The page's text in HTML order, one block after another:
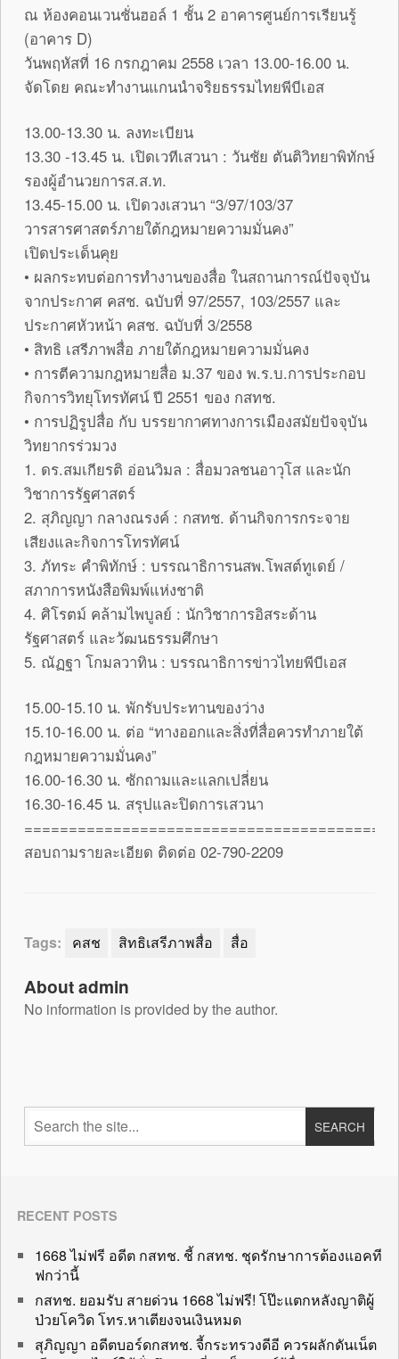
ณ ห้องคอนเวนชั่นฮอล์ 1 ชั้น 2 อาคารศูนย์การเรียนรู้
(อาคาร D)
วันพฤหัสที่ 16 กรกฎาคม 2558 เวลา 13.00-16.00 น.
จัดโดย คณะทำงานแกนนำจริยธรรมไทยพีบีเอส
13.00-13.30 น. ลงทะเบียน
13.30 -13.45 น. เปิดเวทีเสวนา : วันชัย ตันติวิทยาพิทักษ์
รองผู้อำนวยการส.ส.ท.
13.45-15.00 น. เปิดวงเสวนา “3/97/103/37
วารสารศาสตร์ภายใต้กฎหมายความมั่นคง”
เปิดประเด็นคุย
• ผลกระทบต่อการทำงานของสื่อ ในสถานการณ์ปัจจุบัน
จากประกาศ คสช. ฉบับที่ 97/2557, 103/2557 และ
ประกาศหัวหน้า คสช. ฉบับที่ 3/2558
• สิทธิ เสรีภาพสื่อ ภายใต้กฎหมายความมั่นคง
• การตีความกฎหมายสื่อ ม.37 ของ พ.ร.บ.การประกอบ
กิจการวิทยุโทรทัศน์ ปี 2551 ของ กสทช.
• การปฏิรูปสื่อ กับ บรรยากาศทางการเมืองสมัยปัจจุบัน
วิทยากรร่วมวง
1. ดร.สมเกียรติ อ่อนวิมล : สื่อมวลชนอาวุโส และนัก
วิชาการรัฐศาสตร์
2. สุภิญญา กลางณรงค์ : กสทช. ด้านกิจการกระจาย
เสียงและกิจการโทรทัศน์
3. ภัทระ คำพิทักษ์ : บรรณาธิการนสพ.โพสต์ทูเดย์ /
สภาการหนังสือพิมพ์แห่งชาติ
4. ศิโรตม์ คล้ามไพบูลย์ : นักวิชาการอิสระด้าน
รัฐศาสตร์ และวัฒนธรรมศึกษา
5. ณัฏฐา โกมลวาทิน : บรรณาธิการข่าวไทยพีบีเอส
15.00-15.10 น. พักรับประทานของว่าง
15.10-16.00 น. ต่อ “ทางออกและสิ่งที่สื่อควรทำภายใต้
กฎหมายความมั่นคง”
16.00-16.30 น. ซักถามและแลกเปลี่ยน
16.30-16.45 น. สรุปและปิดการเสวนา
สอบถามรายละเอียด ติดต่อ 02-790-2209
Tags: คสช สิทธิเสรีภาพสื่อ สื่อ
About admin
No information is provided by the author.
RECENT POSTS
1668 ไม่ฟรี อดีต กสทช. ชี้ กสทช. ชุดรักษาการต้องแอคที
ฟกว่านี้
กสทช. ยอมรับ สายด่วน 1668 ไม่ฟรี! โป๊ะแตกหลังญาติผู้
ป่วยโควิด โทร.หาเตียงจนเงินหมด
สุภิญญา อดีตบอร์ดกสทช. จี้กระทรวงดีอี ควรผลักดันเน็ต